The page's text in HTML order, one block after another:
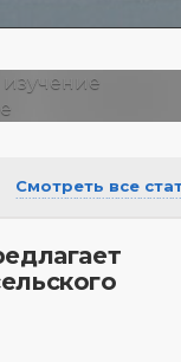
Смотреть все